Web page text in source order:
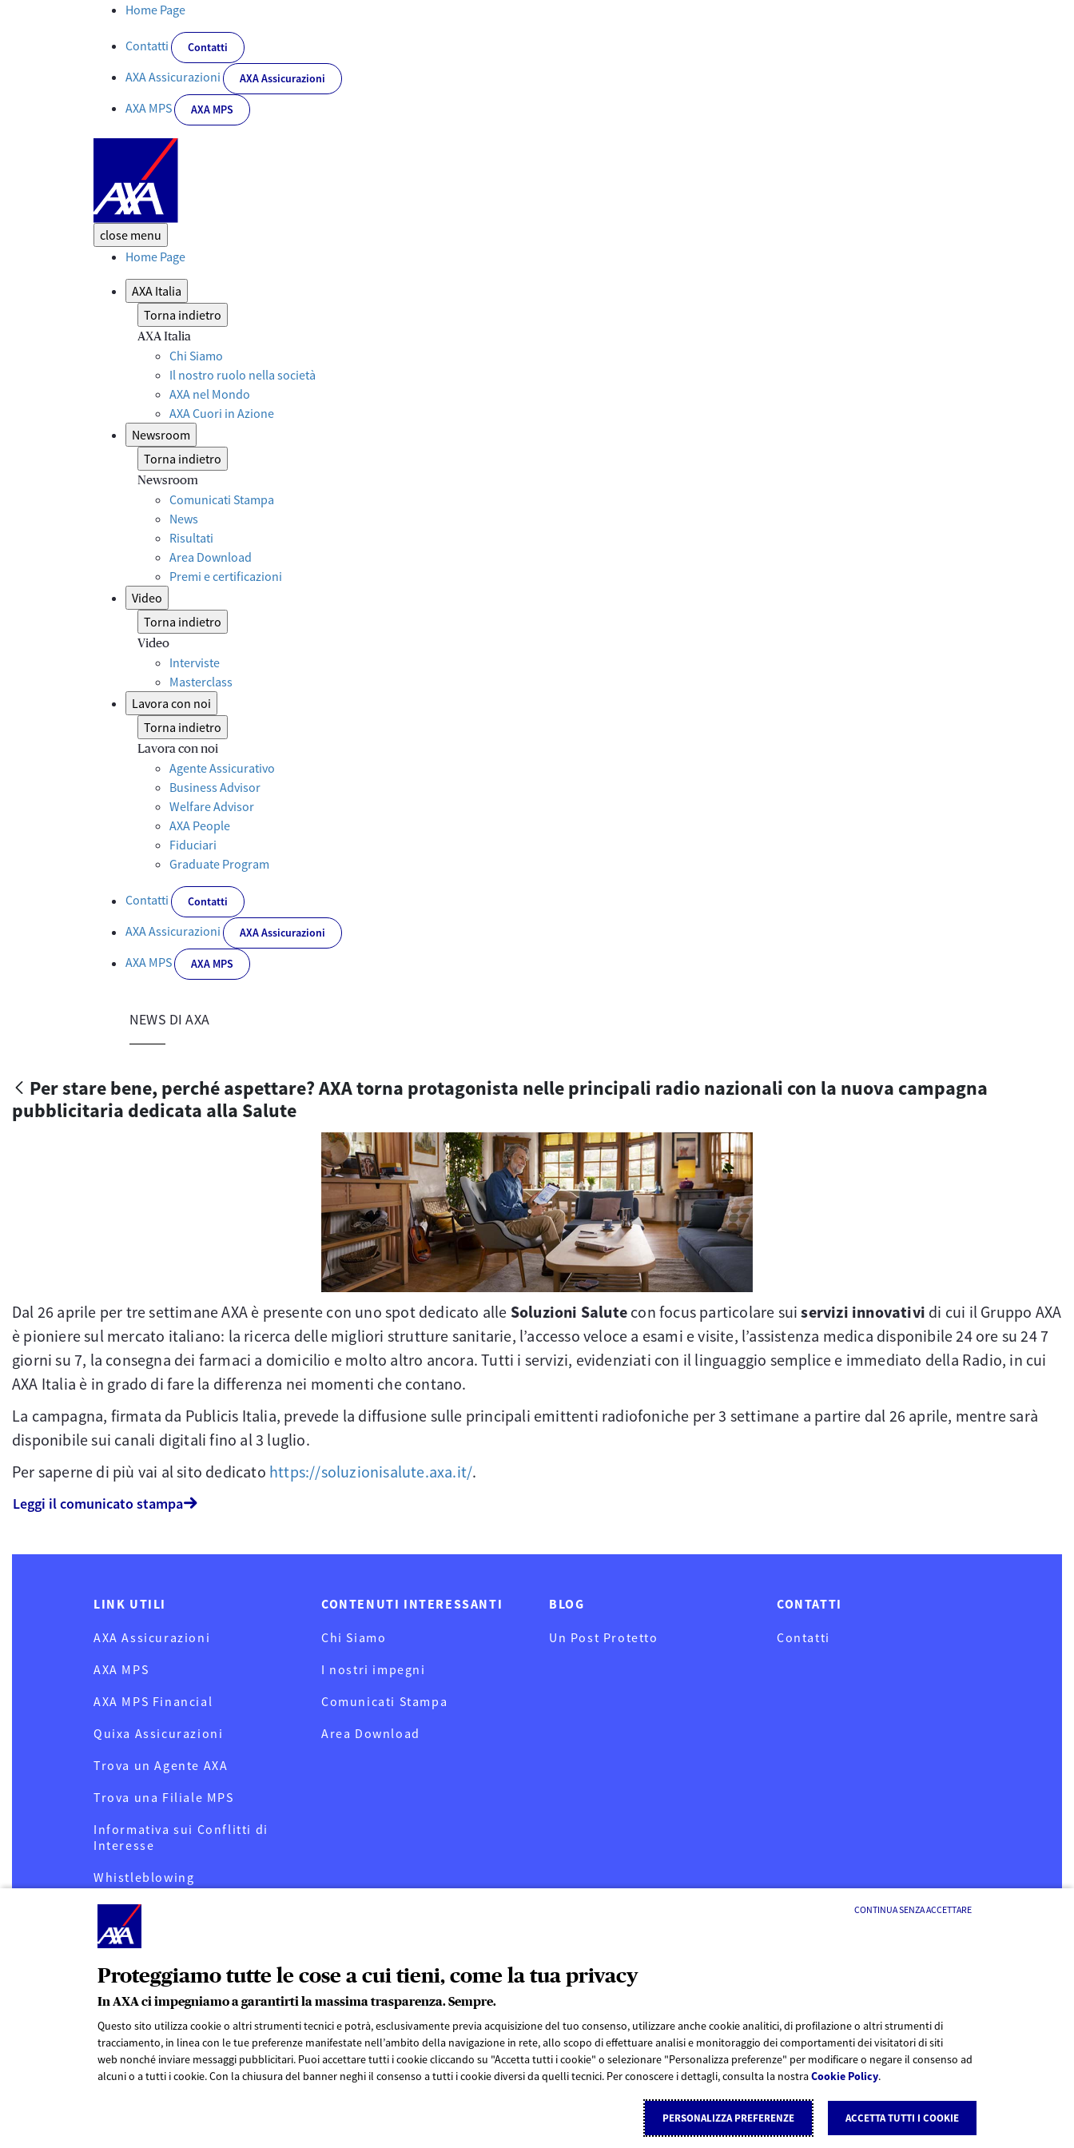
Proteggiamo tutte le cose a cui tieni, come la tua privacy
In AXA ci impegniamo a garantirti la massima trasparenza. Sempre.
Questo sito utilizza cookie o altri strumenti tecnici e potrà, esclusivamente previa acquisizione del tuo consenso, utilizzare anche cookie analitici, di profilazione o altri strumenti di
tracciamento, in linea con le tue preferenze manifestate nell’ambito della navigazione in rete, allo scopo di effettuare analisi e monitoraggio dei comportamenti dei visitatori di siti
web nonché inviare messaggi pubblicitari. Puoi accettare tutti i cookie cliccando su "Accetta tutti i cookie" o selezionare "Personalizza preferenze" per modificare o negare il consenso ad
alcuni o a tutti i cookie. Con la chiusura del banner neghi il consenso a tutti i cookie diversi da quelli tecnici. Per conoscere i dettagli, consulta la nostraCookie Policy.
CONTINUA SENZA ACCETTARE
ACCETTA TUTTI I COOKIE
PERSONALIZZA PREFERENZE
Per stare bene, perché aspettare? AXA torna protagonista nelle principali radio nazionali con la nuova campagna pubblicitaria dedicata alla Salute - Corporate
Home Page
Contatti Contatti
AXA Assicurazioni AXA Assicurazioni
AXA MPS AXA MPS
close menu
Home Page
AXA Italia
Torna indietro
AXA Italia
Chi Siamo
Il nostro ruolo nella società
AXA nel Mondo
AXA Cuori in Azione
Newsroom
Torna indietro
Newsroom
Comunicati Stampa
News
Risultati
Area Download
Premi e certificazioni
Video
Torna indietro
Video
Interviste
Masterclass
Lavora con noi
Torna indietro
Lavora con noi
Agente Assicurativo
Business Advisor
Welfare Advisor
AXA People
Fiduciari
Graduate Program
Contatti Contatti
AXA Assicurazioni AXA Assicurazioni
AXA MPS AXA MPS
NEWS DI AXA
Per stare bene, perché aspettare? AXA torna protagonista nelle principali radio nazionali con la nuova campagna
pubblicitaria dedicata alla Salute
Dal 26 aprile per tre settimane AXA è presente con uno spot dedicato alle Soluzioni Salute con focus particolare suiservizi innovativi di cui il Gruppo AXA
è pioniere sul mercato italiano: la ricerca delle migliori strutture sanitarie, l’accesso veloce a esami e visite, l’assistenza medica disponibile 24 ore su 24 7
giorni su 7, la consegna dei farmaci a domicilio e molto altro ancora. Tutti i servizi, evidenziati con il linguaggio semplice e immediato della Radio, in cui
AXA Italia è in grado di fare la differenza nei momenti che contano.
La campagna, firmata da Publicis Italia, prevede la diffusione sulle principali emittenti radiofoniche per 3 settimane a partire dal 26 aprile, mentre sarà
disponibile sui canali digitali fino al 3 luglio.
Per saperne di più vai al sito dedicato https://soluzionisalute.axa.it/.
Leggi il comunicato stampa
LINK UTILI
AXA Assicurazioni
AXA MPS
AXA MPS Financial
Quixa Assicurazioni
Trova un Agente AXA
Trova una Filiale MPS
Informativa sui Conflitti di
Interesse
Whistleblowing
Privacy
Cookies
Note legali
Diritto all’oblio oncologico
CONTENUTI INTERESSANTI
Chi Siamo
I nostri impegni
Comunicati Stampa
Area Download
BLOG
Un Post Protetto
CONTATTI
Contatti
SEGUICI SU